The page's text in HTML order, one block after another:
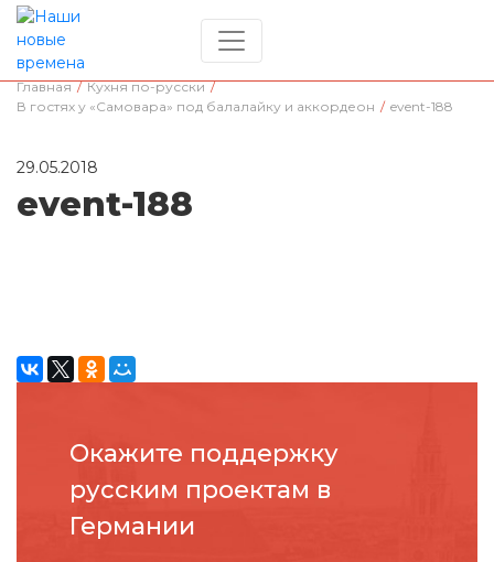
Главная / Кухня по-русски /
В гостях у «Самовара» под балалайку и аккордеон / event-188
29.05.2018
event-188
Окажите поддержку
русcким проектам в
Германии